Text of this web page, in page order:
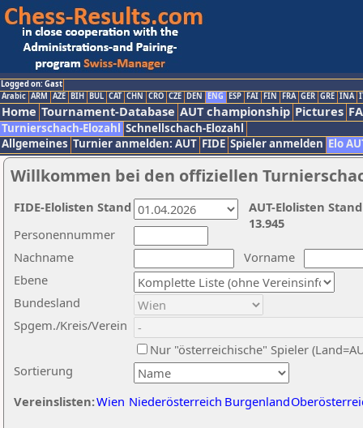
Logged on: Gast
Arabic ARM AZE BIH BUL CAT CHN CRO CZE DEN ENG ESP FAI FIN FRA GER GRE INA
Home Tournament-Database AUT championship Pictures
Turnierschach-Elozahl Schnellschach-Elozahl
Allgemeines Turnier anmelden: AUT FIDE Spieler anmelden Elo
Willkommen bei den offiziellen
Nachname
Vorname
Ebene
Sortierung
Personennummer
Bundesland
Spgem./Kreis/Verein
Nur "österreichische" Spieler
Vereinslisten:Wien Niederösterreich Burgenland
AUT-Elolisten
13.945
FIDE-Elolisten Stand